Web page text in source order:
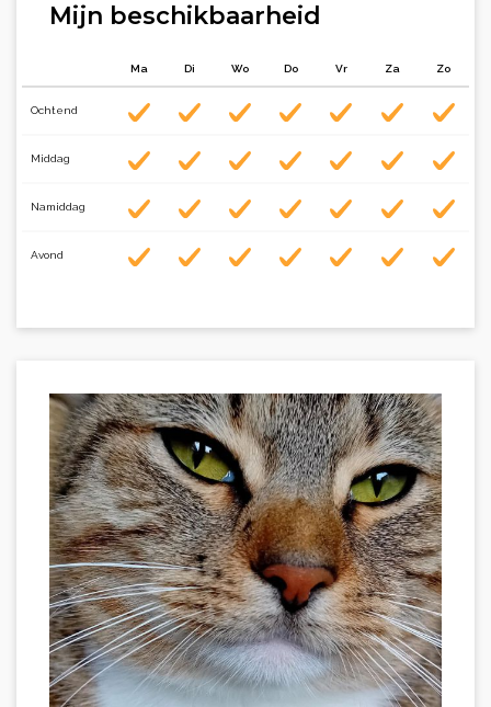
Mijn beschikbaarheid
Ma Di Wo Do Vr Za Zo
Ochtend
Middag
Namiddag
Avond